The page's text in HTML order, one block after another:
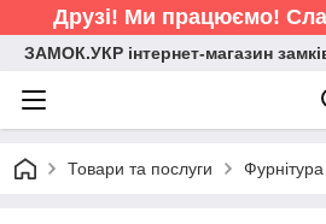
Друзі! Ми працюємо!
ЗАМОК.УКР інтернет-магазин
Товари та послуги